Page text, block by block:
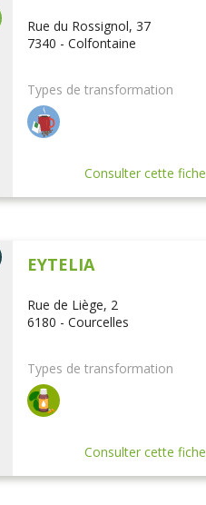
Rue du Rossignol, 37
7340 - Colfontaine
Types de transformation
Consulter cette fiche
EYTELIA
Rue de Liège, 2
6180 - Courcelles
Types de transformation
Consulter cette fiche